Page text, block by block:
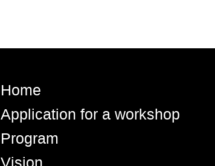
Home
Application for a workshop
Program
Vision